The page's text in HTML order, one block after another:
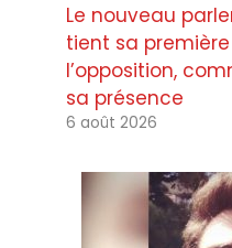
Le nouveau
tient sa
l’opposition,
sa présence
6 août 2026